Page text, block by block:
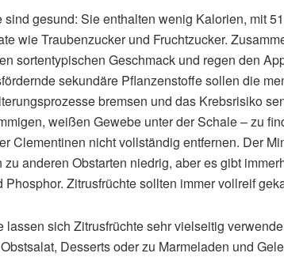
sind gesund: Sie enthalten wenig Kalorien, mit
wie Traubenzucker und Fruchtzucker.
sortentypischen Geschmack und regen den
sekundäre Pflanzenstoffe sollen die
bremsen und das Krebsrisiko
weißen Gewebe unter der Schale – zu
Clementinen nicht vollständig entfernen. Der
zu anderen Obstarten niedrig, aber es gibt
Phosphor. Zitrusfrüchte sollten immer vollreif
lassen sich Zitrusfrüchte sehr vielseitig
Desserts oder zu Marmeladen und